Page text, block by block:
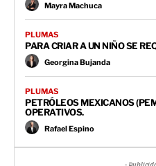
Mayra Machuca
PLUMAS
PARA CRIAR A UN NIÑO SE
Georgina Bujanda
PLUMAS
PETRÓLEOS MEXICANOS
OPERATIVOS.
Rafael Espino